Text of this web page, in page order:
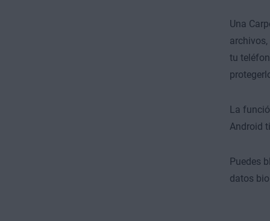
Una
tu
La
Android
Puedes
datos